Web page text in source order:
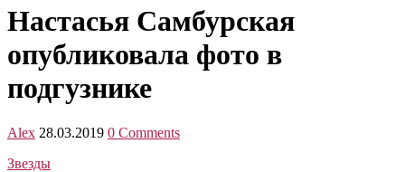
Настасья Самбурская
опубликовала фото в
подгузнике
Alex 28.03.2019 0 Comments
Звезды